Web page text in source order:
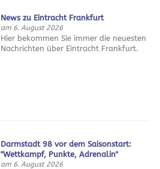
News zu Eintracht Frankfurt
am 6. August 2026
Hier bekommen Sie immer die neuesten
Nachrichten über Eintracht Frankfurt.
Darmstadt 98 vor dem Saisonstart:
"Wettkampf, Punkte, Adrenalin"
am 6. August 2026